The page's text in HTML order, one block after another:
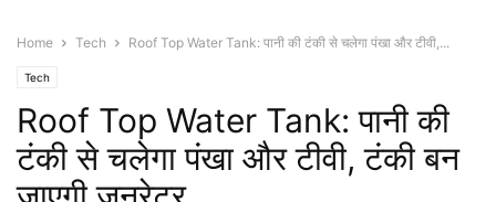
Home Tech Roof Top Water Tank: पानी की टंकी से चलेगा पंखा और टीवी,...
Tech
Roof Top Water Tank: पानी की
टंकी से चलेगा पंखा और टीवी, टंकी बन